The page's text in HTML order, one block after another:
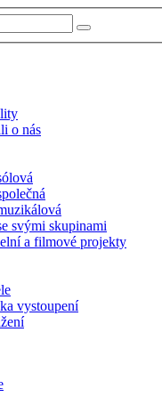
o nás
svými skupinami
a filmové projekty
vystoupení